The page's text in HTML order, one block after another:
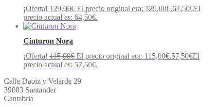
¡Oferta! 129,00€ El precio original era: 129,00€.64,50€El
precio actual es: 64,50€.
Cinturon Nora
¡Oferta! 115,00€ El precio original era: 115,00€.57,50€El
precio actual es: 57,50€.
Calle Daoiz y Velarde 29
39003 Santander
Cantabria